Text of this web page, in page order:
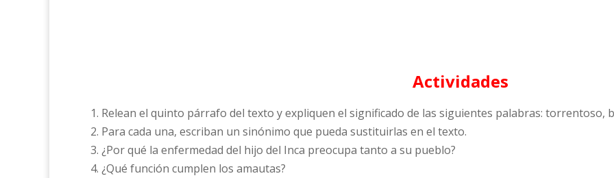
Actividades
1. Relean el quinto párrafo del texto y expliquen el significado de las siguientes palabras: torrentoso,
2. Para cada una, escriban un sinónimo que pueda sustituirlas en el texto.
3. ¿Por qué la enfermedad del hijo del Inca preocupa tanto a su pueblo?
4. ¿Qué función cumplen los amautas?